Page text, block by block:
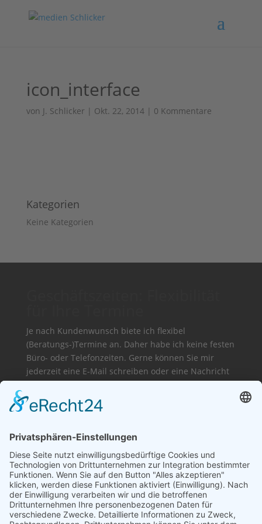
icon_interface
von J. Schlicker | Okt. 22, 2014| 0 Kommentare
Kategorien
Keine Kategorien
Je nach Kundenwunsch biete ich flexibel
(Beratungs-)Termine an. Daher habe ich keine festen
Büro- oder Telefonzeiten. Gerne können Sie mir
jederzeit eine E-Mail schreiben oder eine Nachricht
auf dem Anrufbeantworter hinterlassen. Ich melde
mich so bald wie möglich bei Ihnen zurück.
Medien Schlicker
Juliane Schlicker
Obermögersheim 16a
91717 Wassertrüdingen